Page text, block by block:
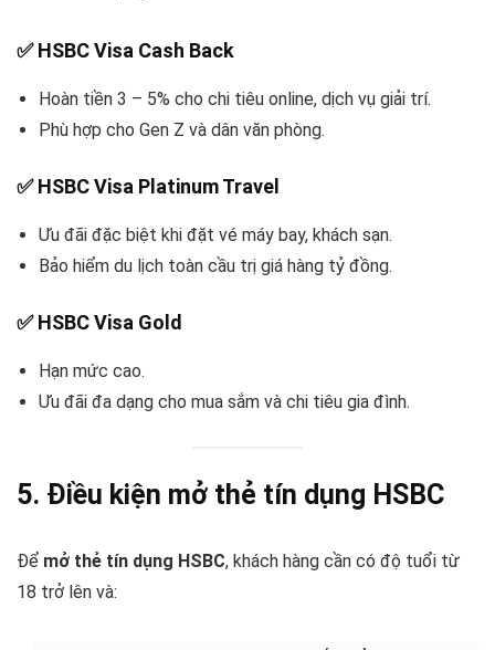
✅HSBC Visa Cash Back
Hoàn tiền 3 – 5% cho chi tiêu online, dịch vụ giải trí.
Phù hợp cho Gen Z và dân văn phòng.
✅HSBC Visa Platinum Travel
Ưu đãi đặc biệt khi đặt vé máy bay, khách sạn.
Bảo hiểm du lịch toàn cầu trị giá hàng tỷ đồng.
✅HSBC Visa Gold
Hạn mức cao.
Ưu đãi đa dạng cho mua sắm và chi tiêu gia đình.
5. Điều kiện mở thẻ tín dụng HSBC
Để mở thẻ tín dụng HSBC, khách hàng cần có độ tuổi từ
18 trở lên và: